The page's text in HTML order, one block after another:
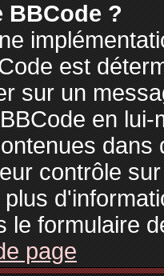
BBCode ?
est
sur un
en
contrôle
le formulaire
page